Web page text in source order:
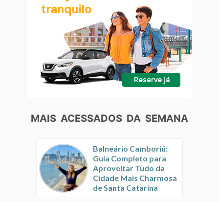
MAIS ACESSADOS DA SEMANA
Balneário Camboriú:
Guia Completo para
Aproveitar Tudo da
Cidade Mais Charmosa
de Santa Catarina